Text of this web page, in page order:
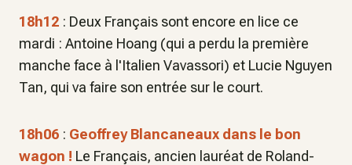
18h12 : Deux Français sont encore en lice ce
mardi : Antoine Hoang (qui a perdu la première
manche face à l'Italien Vavassori) et Lucie Nguyen
Tan, qui va faire son entrée sur le court.
18h06 : Geoffrey Blancaneaux dans le bon
wagon ! Le Français, ancien lauréat de Roland-